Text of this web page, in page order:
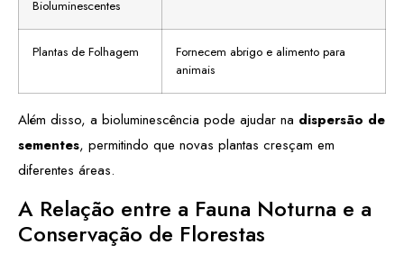
Bioluminescentes
Plantas de Folhagem
Fornecem abrigo e alimento para
animais
Além disso, a bioluminescência pode ajudar na dispersão de
sementes, permitindo que novas plantas cresçam em
diferentes áreas.
A Relação entre a Fauna Noturna e a
Conservação de Florestas